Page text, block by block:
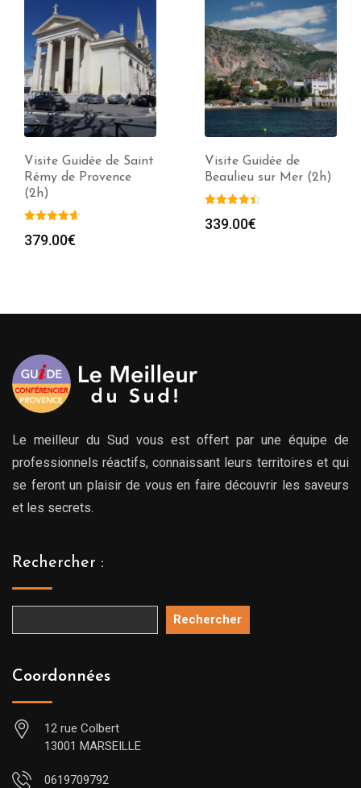
Visite Guidée de Saint
Rémy de Provence
(2h)
379.00€
Visite Guidée de
Beaulieu sur Mer (2h)
339.00€
Le meilleur du Sud vous est offert par une équipe de
professionnels réactifs, connaissant leurs territoires et qui
se feront un plaisir de vous en faire découvrir les saveurs
et les secrets.
Rechercher :
Rechercher
Coordonnées
12 rue Colbert
13001 MARSEILLE
0619709792